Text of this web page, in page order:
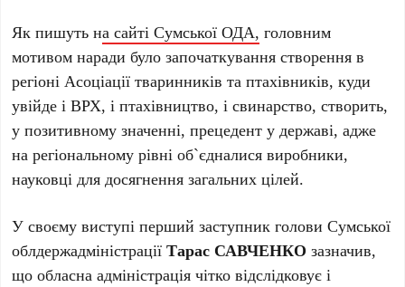
Як пишуть на сайті Сумської ОДА, головним
мотивом наради було започаткування створення в
регіоні Асоціації тваринників та птахівників, куди
увійде і ВРХ, і птахівництво, і свинарство, створить,
у позитивному значенні, прецедент у державі, адже
на регіональному рівні об`єдналися виробники,
науковці для досягнення загальних цілей.
У своєму виступі перший заступник голови Сумської
облдержадміністраціїТарас САВЧЕНКО зазначив,
що обласна адміністрація чітко відслідковує і